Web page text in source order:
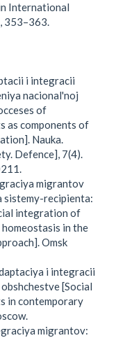
International
353–363.
i integracii
nacional'noj
of
as components of
Nauka.
Defence], 7(4).
migrantov
sistemy-recipienta:
integration of
in the
Omsk
i integracii
[Social
in contemporary
migrantov: